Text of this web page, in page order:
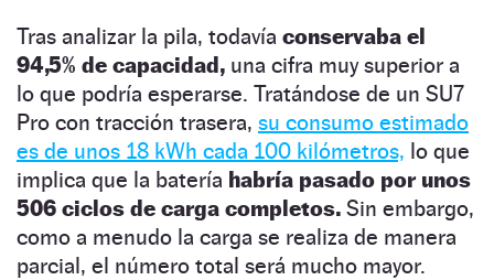
Tras analizar la pila, todavía conservaba el
94,5% de capacidad, una cifra muy superior a
lo que podría esperarse. Tratándose de un SU7
Pro con tracción trasera, su consumo estimado
es de unos 18 kWh cada 100 kilómetros, lo que
implica que la batería habría pasado por unos
506 ciclos de carga completos. Sin embargo,
como a menudo la carga se realiza de manera
parcial, el número total será mucho mayor.